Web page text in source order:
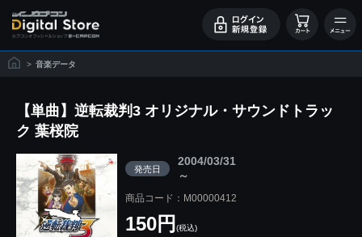
> 音楽データ
【単曲】逆転裁判3 オリジナル・サウンドトラッ
ク 葉桜院
発売日
2004/03/31
～
商品コード：M00000412
150円 (税込)